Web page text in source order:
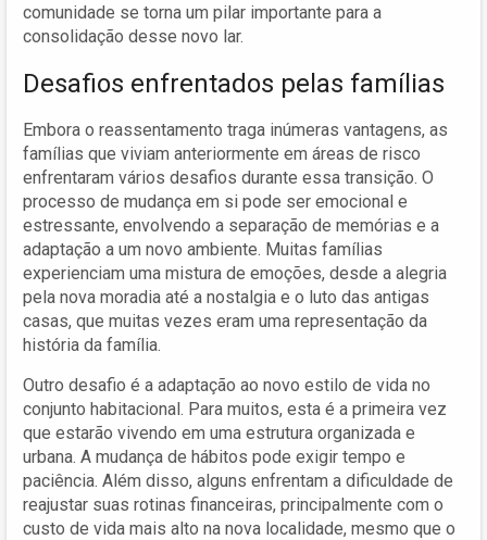
comunidade se torna um pilar importante para a
consolidação desse novo lar.
Desafios enfrentados pelas famílias
Embora o reassentamento traga inúmeras vantagens, as
famílias que viviam anteriormente em áreas de risco
enfrentaram vários desafios durante essa transição. O
processo de mudança em si pode ser emocional e
estressante, envolvendo a separação de memórias e a
adaptação a um novo ambiente. Muitas famílias
experienciam uma mistura de emoções, desde a alegria
pela nova moradia até a nostalgia e o luto das antigas
casas, que muitas vezes eram uma representação da
história da família.
Outro desafio é a adaptação ao novo estilo de vida no
conjunto habitacional. Para muitos, esta é a primeira vez
que estarão vivendo em uma estrutura organizada e
urbana. A mudança de hábitos pode exigir tempo e
paciência. Além disso, alguns enfrentam a dificuldade de
reajustar suas rotinas financeiras, principalmente com o
custo de vida mais alto na nova localidade, mesmo que o